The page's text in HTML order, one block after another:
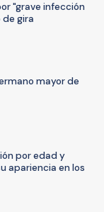
"grave infección
gira
mayor de
por edad y
apariencia en los